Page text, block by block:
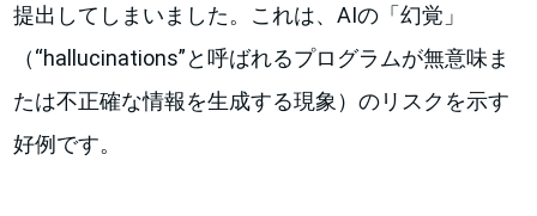
提出してしまいました。これは、AIの「幻覚」
（“hallucinations”と呼ばれるプログラムが無意味ま
たは不正確な情報を生成する現象）のリスクを示す
好例です。